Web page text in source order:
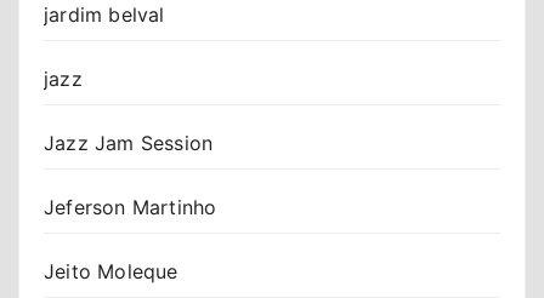
jardim belval
jazz
Jazz Jam Session
Jeferson Martinho
Jeito Moleque